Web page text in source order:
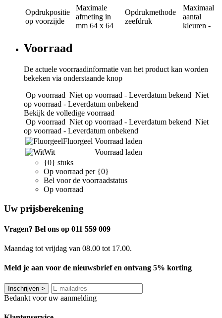
Opdrukpositie
op voorzijde
Maximale
afmeting in
mm 64 x 64
Opdrukmethode
zeefdruk
Maximaal
aantal
kleuren -
Voorraad
De actuele voorraadinformatie van het product kan worden
bekeken via onderstaande knop
Op voorraad Niet op voorraad - Leverdatum bekend Niet
op voorraad - Leverdatum onbekend
Bekijk de volledige voorraad
Op voorraad Niet op voorraad - Leverdatum bekend Niet
op voorraad - Leverdatum onbekend
Fluorgeel Voorraad laden
Wit
Voorraad laden
{0} stuks
Op voorraad per {0}
Bel voor de voorraadstatus
Op voorraad
Uw prijsberekening
Vragen? Bel ons op 011 559 009
Maandag tot vrijdag van 08.00 tot 17.00.
Meld je aan voor de nieuwsbrief en ontvang 5% korting
Inschrijven >
Bedankt voor uw aanmelding